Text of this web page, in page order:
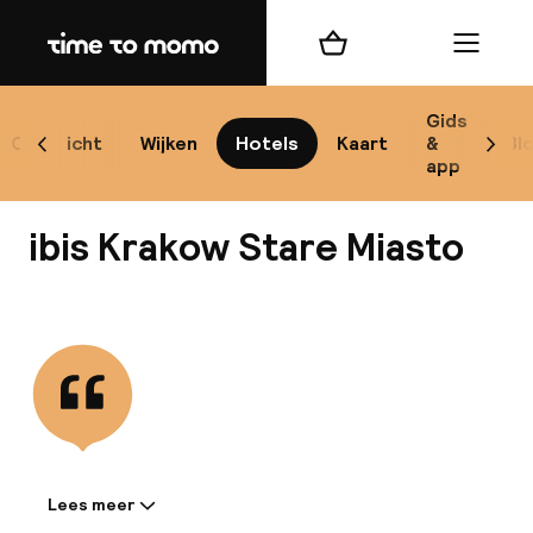
Home
Overzicht Wijken Hotels Kaart
Gids
&
app
Scroll naar links
Winkelmand Menu
ibis Krakow Stare Miasto
Informatie gedeeld door de
Lees meer